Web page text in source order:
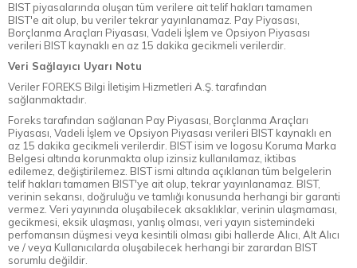
BIST piyasalarında oluşan tüm verilere ait telif hakları tamamen
BIST'e ait olup, bu veriler tekrar yayınlanamaz. Pay Piyasası,
Borçlanma Araçları Piyasası, Vadeli İşlem ve Opsiyon Piyasası
verileri BIST kaynaklı en az 15 dakika gecikmeli verilerdir.
Veri Sağlayıcı Uyarı Notu
Veriler FOREKS Bilgi İletişim Hizmetleri A.Ş. tarafından
sağlanmaktadır.
Foreks tarafından sağlanan Pay Piyasası, Borçlanma Araçları
Piyasası, Vadeli İşlem ve Opsiyon Piyasası verileri BIST kaynaklı en
az 15 dakika gecikmeli verilerdir. BIST isim ve logosu Koruma Marka
Belgesi altında korunmakta olup izinsiz kullanılamaz, iktibas
edilemez, değiştirilemez. BIST ismi altında açıklanan tüm belgelerin
telif hakları tamamen BIST'ye ait olup, tekrar yayınlanamaz. BIST,
verinin sekansı, doğruluğu ve tamlığı konusunda herhangi bir garanti
vermez. Veri yayınında oluşabilecek aksaklıklar, verinin ulaşmaması,
gecikmesi, eksik ulaşması, yanlış olması, veri yayın sistemindeki
perfomansın düşmesi veya kesintili olması gibi hallerde Alıcı, Alt Alıcı
ve / veya Kullanıcılarda oluşabilecek herhangi bir zarardan BIST
sorumlu değildir.